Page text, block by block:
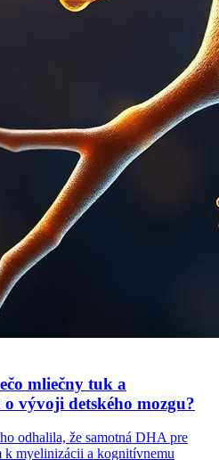
mliečny tuk a
vývoji detského mozgu?
odhalila, že samotná DHA pre
myelinizácii a kognitívnemu